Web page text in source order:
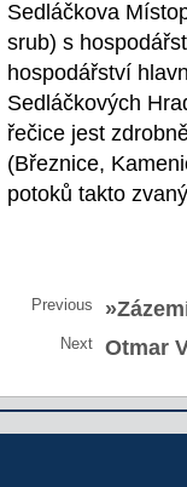
Sedláčkova
srub) s
hospodářství
Sedláčkových
řečice jest
(Březnice,
potoků takto
Previous
Next Otmar